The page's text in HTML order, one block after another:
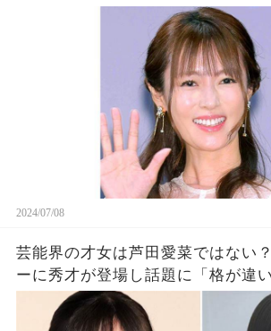
2024/07/08
芸能界の才女は芦田愛菜ではない
ーに秀才が登場し話題に「格が違
タイルもいいのかい」